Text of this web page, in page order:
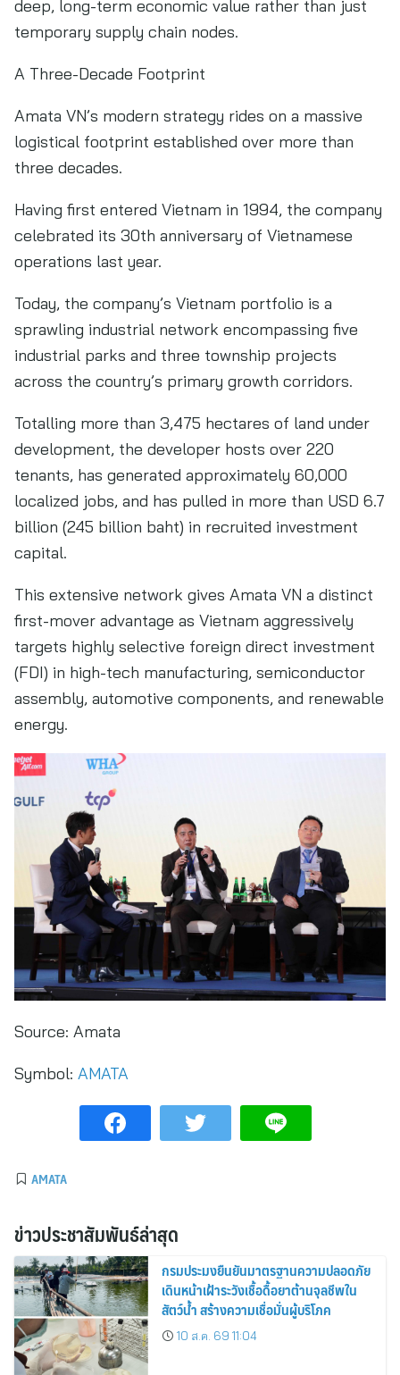
deep, long-term economic value rather than just
temporary supply chain nodes.
A Three-Decade Footprint
Amata VN’s modern strategy rides on a massive
logistical footprint established over more than
three decades.
Having first entered Vietnam in 1994, the company
celebrated its 30th anniversary of Vietnamese
operations last year.
Today, the company’s Vietnam portfolio is a
sprawling industrial network encompassing five
industrial parks and three township projects
across the country’s primary growth corridors.
Totalling more than 3,475 hectares of land under
development, the developer hosts over 220
tenants, has generated approximately 60,000
localized jobs, and has pulled in more than USD 6.7
billion (245 billion baht) in recruited investment
capital.
This extensive network gives Amata VN a distinct
first-mover advantage as Vietnam aggressively
targets highly selective foreign direct investment
(FDI) in high-tech manufacturing, semiconductor
assembly, automotive components, and renewable
energy.
Source: Amata
Symbol: AMATA
AMATA
ข่าวประชาสัมพันธ์ล่าสุด
กรมประมงยืนยันมาตรฐานความปลอดภัย
เดินหน้าเฝ้าระวังเชื้อดื้อยาต้านจุลชีพใน
สัตว์น้ำ สร้างความเชื่อมั่นผู้บริโภค
10 ส.ค. 69 11:04